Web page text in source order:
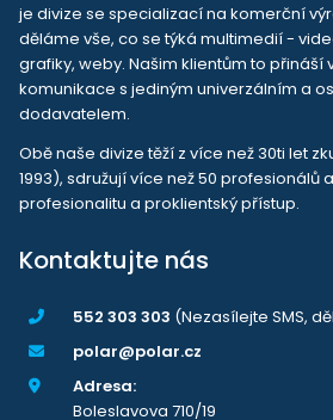
je divize se specializací na komerční
děláme vše, co se týká multimedií -
grafiky, weby. Našim klientům to přináší
komunikace s jediným univerzálním a
dodavatelem.
Obě naše divize těží z více než 30ti let
1993), sdružují více než 50 profesionálů
profesionalitu a proklientský přístup.
Kontaktujte nás
552 303 303 (Nezasílejte SMS,
polar@polar.cz
Adresa:
Boleslavova 710/19